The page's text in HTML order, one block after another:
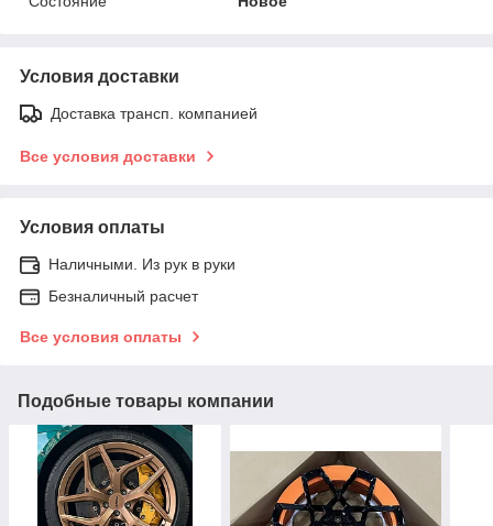
Условия доставки
Доставка трансп. компанией
Все условия доставки
Условия оплаты
Наличными. Из рук в руки
Безналичный расчет
Все условия оплаты
Подобные товары компании